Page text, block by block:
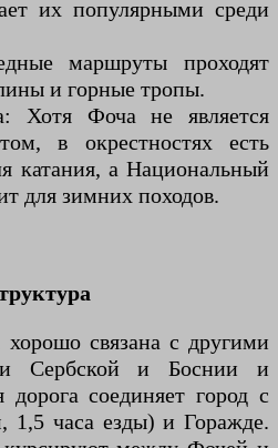
их популярными среди
маршруты проходят
и горные тропы.
Хотя Фоча не является
в окрестностях есть
катания, а Национальный
для зимних походов.
связана с другими
Сербской и Боснии и
дорога соединяет город с
1,5 часа езды) и Горажде.